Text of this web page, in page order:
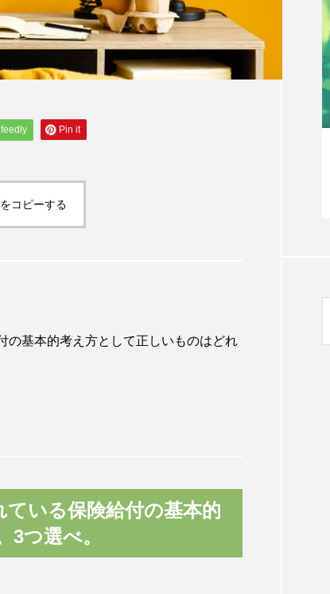
feedly Pin it
コピーする
の基本的考え方として正しいものはどれ
いる保険給付の基本的
つ選べ。